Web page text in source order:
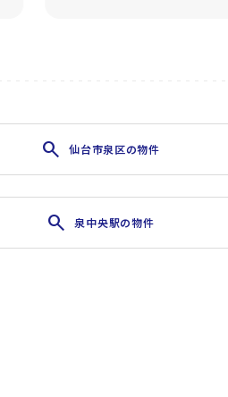
search 仙台市泉区の物件
search 泉中央駅の物件